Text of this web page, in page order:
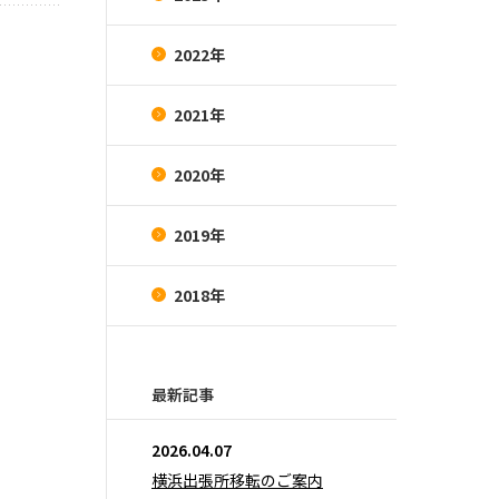
2022年
2021年
2020年
2019年
2018年
最新記事
2026.04.07
横浜出張所移転のご案内